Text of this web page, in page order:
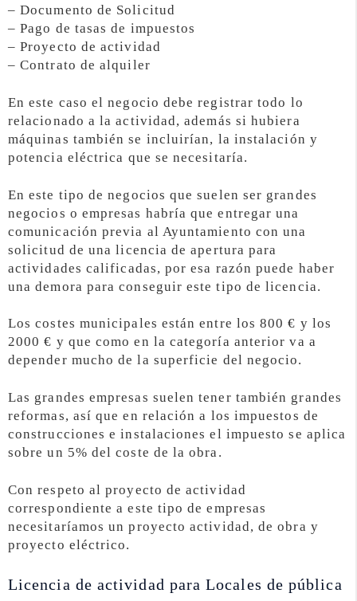
– Documento de Solicitud
– Pago de tasas de impuestos
– Proyecto de actividad
– Contrato de alquiler
En este caso el negocio debe registrar todo lo
relacionado a la actividad, además si hubiera
máquinas también se incluirían, la instalación y
potencia eléctrica que se necesitaría.
En este tipo de negocios que suelen ser grandes
negocios o empresas habría que entregar una
comunicación previa al Ayuntamiento con una
solicitud de una licencia de apertura para
actividades calificadas, por esa razón puede haber
una demora para conseguir este tipo de licencia.
Los costes municipales están entre los 800 € y los
2000 € y que como en la categoría anterior va a
depender mucho de la superficie del negocio.
Las grandes empresas suelen tener también grandes
reformas, así que en relación a los impuestos de
construcciones e instalaciones el impuesto se aplica
sobre un 5% del coste de la obra.
Con respeto al proyecto de actividad
correspondiente a este tipo de empresas
necesitaríamos un proyecto actividad, de obra y
proyecto eléctrico.
Licencia de actividad para Locales de pública